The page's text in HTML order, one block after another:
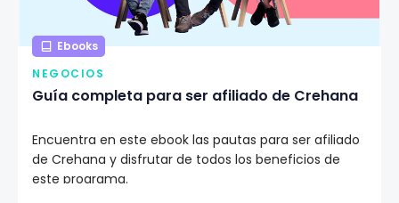
Ebooks
NEGOCIOS
Guía completa para ser afiliado de Crehana
Encuentra en este ebook las pautas para ser afiliado
de Crehana y disfrutar de todos los beneficios de
este programa.